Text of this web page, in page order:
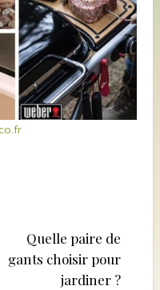
Quelle paire de
gants choisir pour
jardiner ?